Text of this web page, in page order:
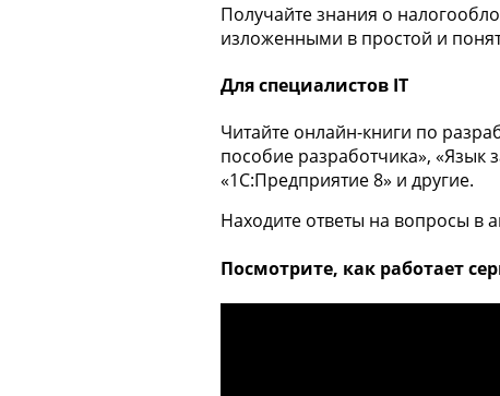
Получайте знания о
изложенными в простой и
Для специалистов IT
Читайте онлайн-книги по
пособие разработчика», «Язык
«1С:Предприятие 8» и другие.
Находите ответы на вопросы в
Посмотрите, как работает